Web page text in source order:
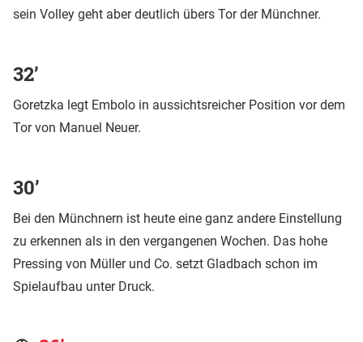
sein Volley geht aber deutlich übers Tor der Münchner.
32’
Goretzka legt Embolo in aussichtsreicher Position vor dem
Tor von Manuel Neuer.
30’
Bei den Münchnern ist heute eine ganz andere Einstellung
zu erkennen als in den vergangenen Wochen. Das hohe
Pressing von Müller und Co. setzt Gladbach schon im
Spielaufbau unter Druck.